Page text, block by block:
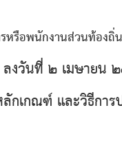
รหรือพนักงานส่วนท้อ
งวันที่ ๒ เมษายน
กเกณฑ์ และวิธีกา